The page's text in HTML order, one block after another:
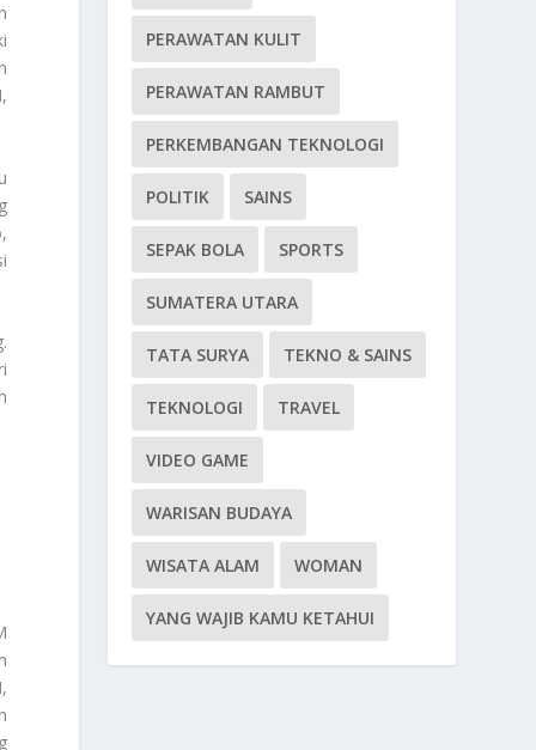
PERAWATAN KULIT
PERAWATAN RAMBUT
PERKEMBANGAN TEKNOLOGI
POLITIK SAINS
SEPAK BOLA SPORTS
SUMATERA UTARA
TATA SURYA TEKNO & SAINS
TEKNOLOGI TRAVEL
VIDEO GAME
WARISAN BUDAYA
WISATA ALAM WOMAN
YANG WAJIB KAMU KETAHUI